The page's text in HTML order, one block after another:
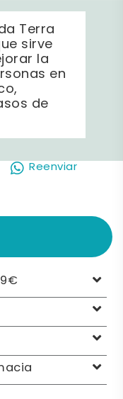
Terra
sirve
la
en
de
Reenviar